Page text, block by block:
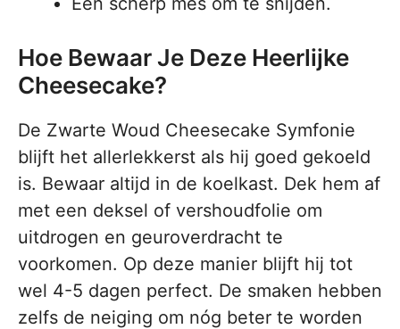
Hoe Bewaar Je Deze Heerlijke
Cheesecake?
De Zwarte Woud Cheesecake Symfonie
blijft het allerlekkerst als hij goed gekoeld
is. Bewaar altijd in de koelkast. Dek hem af
met een deksel of vershoudfolie om
uitdrogen en geuroverdracht te
voorkomen. Op deze manier blijft hij tot
wel 4-5 dagen perfect. De smaken hebben
zelfs de neiging om nóg beter te worden